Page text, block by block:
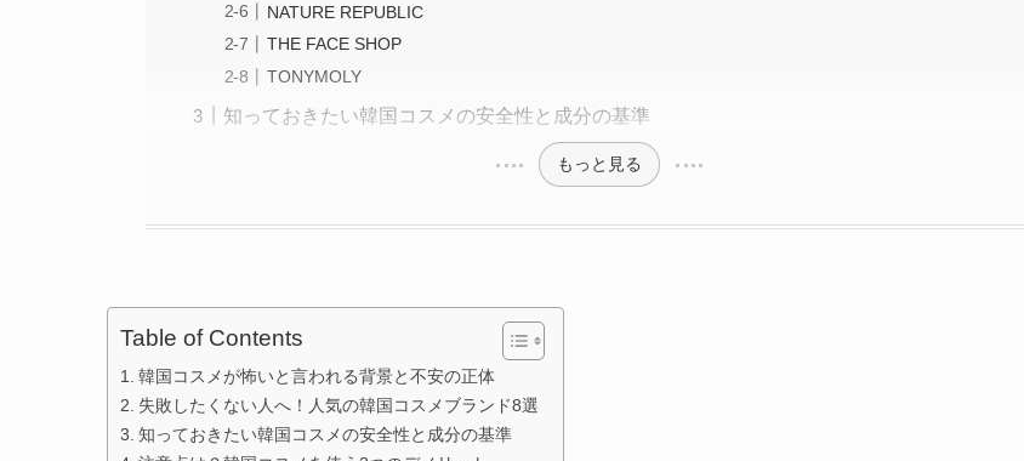
NATURE REPUBLIC
THE FACE SHOP
TONYMOLY
知っておきたい韓国コスメの安全性と成分の基準
もっと見る
Table of Contents
韓国コスメが怖いと言われる背景と不安の正体
失敗したくない人へ！人気の韓国コスメブランド8選
知っておきたい韓国コスメの安全性と成分の基準